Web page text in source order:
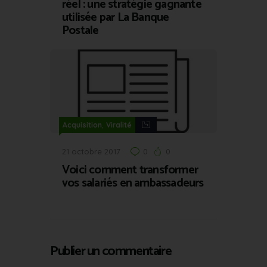
réel : une stratégie gagnante
utilisée par La Banque
Postale
Acquisition, Viralité
21 octobre 2017 0 0
Voici comment transformer
vos salariés en ambassadeurs
Publier un commentaire